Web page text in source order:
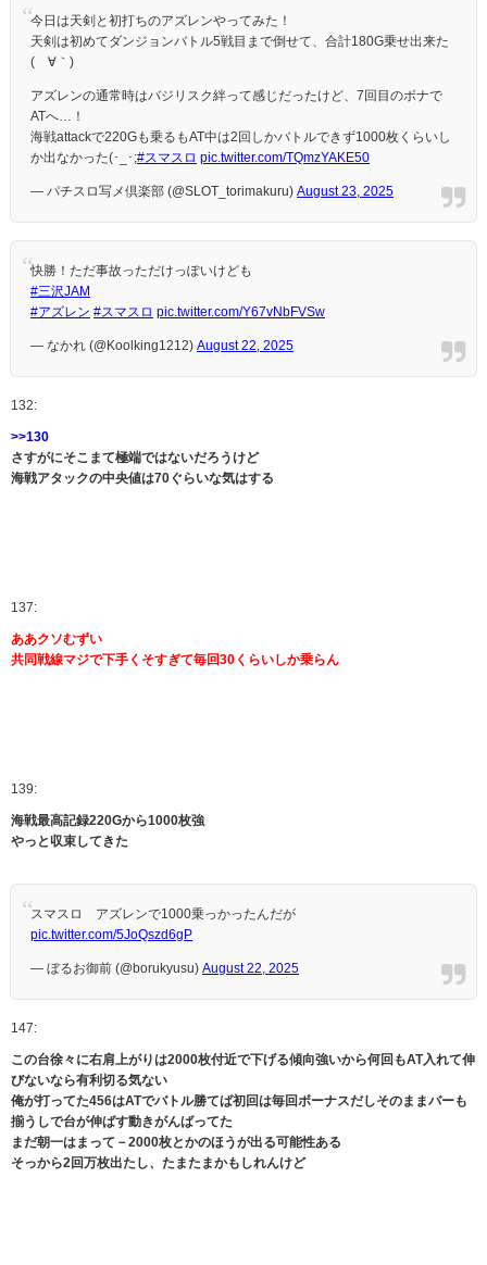
今日は天剣と初打ちのアズレンやってみた！
天剣は初めてダンジョンバトル5戦目まで倒せて、合計180G乗せ出来た
(´∀｀)
アズレンの通常時はバジリスク絆って感じだったけど、7回目のボナで
ATへ…！
海戦attackで220Gも乗るもAT中は2回しかバトルできず1000枚くらいし
か出なかった(･_･;#スマスロ pic.twitter.com/TQmzYAKE50
— パチスロ写メ倶楽部 (@SLOT_torimakuru) August 23, 2025
快勝！ただ事故っただけっぽいけども
#三沢JAM
#アズレン #スマスロ pic.twitter.com/Y67vNbFVSw
— なかれ (@Koolking1212) August 22, 2025
132:
>>130
さすがにそこまて極端ではないだろうけど
海戦アタックの中央値は70ぐらいな気はする
137:
ああクソむずい
共同戦線マジで下手くそすぎて毎回30くらいしか乗らん
139:
海戦最高記録220Gから1000枚強
やっと収束してきた
スマスロ アズレンで1000乗っかったんだが
pic.twitter.com/5JoQszd6gP
— ぼるお御前 (@borukyusu) August 22, 2025
147:
この台徐々に右肩上がりは2000枚付近で下げる傾向強いから何回もAT入れて伸
びないなら有利切る気ない
俺が打ってた456はATでバトル勝てば初回は毎回ボーナスだしそのままバーも
揃うしで台が伸ばす動きがんばってた
まだ朝一はまって－2000枚とかのほうが出る可能性ある
そっから2回万枚出たし、たまたまかもしれんけど